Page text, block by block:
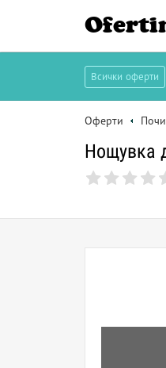
Всички оферти
Оферти
Нощувка